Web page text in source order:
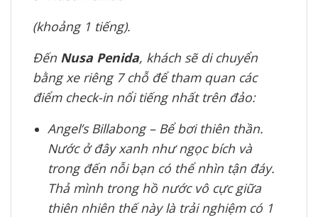
(khoảng 1 tiếng).
Đến Nusa Penida, khách sẽ di chuyển
bằng xe riêng 7 chỗ để tham quan các
điểm check-in nổi tiếng nhất trên đảo:
Angel’s Billabong – Bể bơi thiên thần.
Nước ở đây xanh như ngọc bích và
trong đến nỗi bạn có thể nhìn tận đáy.
Thả mình trong hồ nước vô cực giữa
thiên nhiên thế này là trải nghiệm có 1